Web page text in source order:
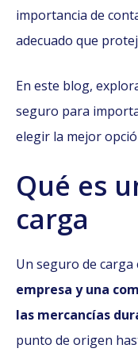
importancia de
adecuado que
En este blog,
seguro para
elegir la mejor
Qué es
carga
Un seguro de carga
empresa y una
las mercancías
punto de origen